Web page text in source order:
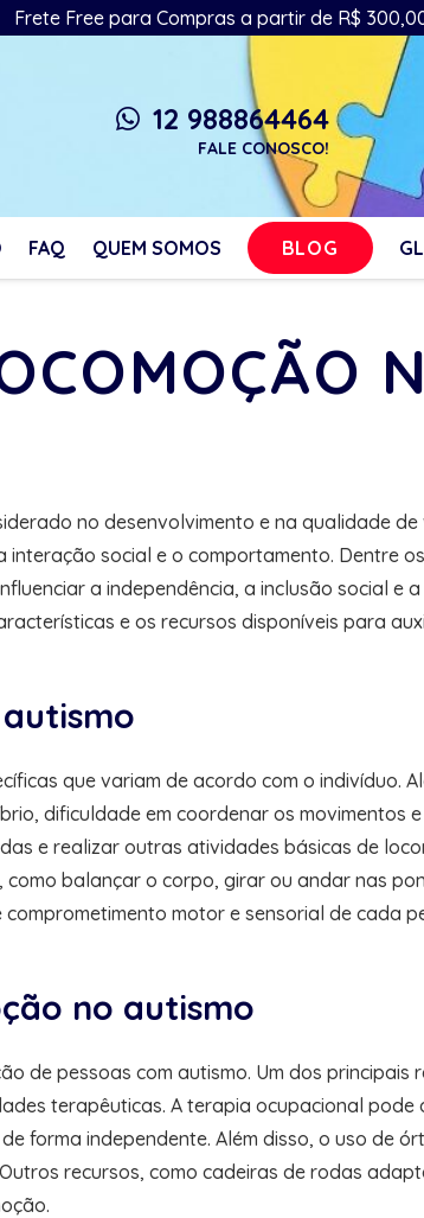
Frete Free para Compras a partir de R$
whatsapp 12 988864464
FALE CONOSCO!
FAQ QUEM SOMOS BLOG
no desenvolvimento e na qualidade
social e o comportamento. Dentre
a independência, a inclusão social
e os recursos disponíveis para
que variam de acordo com o indivíduo.
dificuldade em coordenar os movimentos
e realizar outras atividades básicas de
balançar o corpo, girar ou andar nas
motor e sensorial de cada
no autismo
de pessoas com autismo. Um dos
terapêuticas. A terapia ocupacional
forma independente. Além disso, o uso de
recursos, como cadeiras de rodas